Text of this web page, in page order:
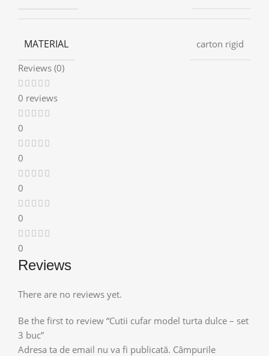
MATERIAL
carton rigid
Reviews (0)
0 reviews
0
0
0
0
0
Reviews
There are no reviews yet.
Be the first to review “Cutii cufar model turta dulce – set
3 buc”
Adresa ta de email nu va fi publicată. Câmpurile